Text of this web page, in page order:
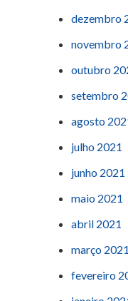
dezembro
novembro
outubro
setembro
agosto
julho 2021
junho 2021
maio 2021
abril 2021
março 2021
fevereiro